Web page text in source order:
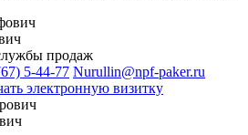
продаж
5-44-77 Nurullin@npf-paker.ru
электронную визитку